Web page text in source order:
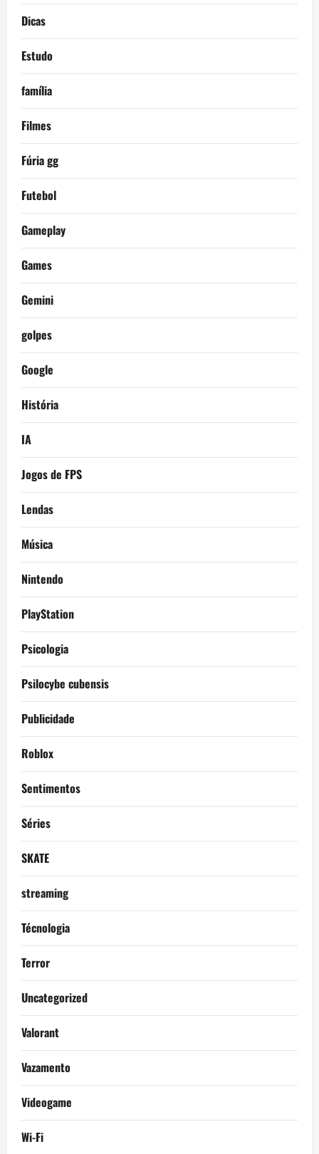
Dicas
Estudo
família
Filmes
Fúria gg
Futebol
Gameplay
Games
Gemini
golpes
Google
História
IA
Jogos de FPS
Lendas
Música
Nintendo
PlayStation
Psicologia
Psilocybe cubensis
Publicidade
Roblox
Sentimentos
Séries
SKATE
streaming
Técnologia
Terror
Uncategorized
Valorant
Vazamento
Videogame
Wi-Fi